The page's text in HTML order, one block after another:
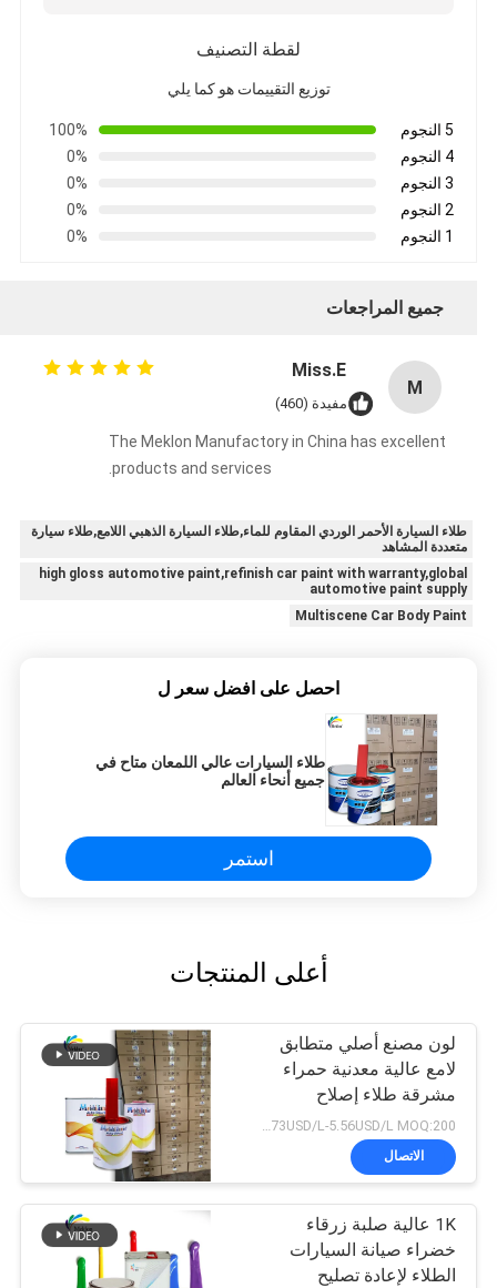
لقطة التصنيف
توزيع التقييمات هو كما يلي
5 النجوم
100%
4 النجوم
0%
3 النجوم
0%
2 النجوم
0%
1 النجوم
0%
جميع المراجعات
M
Miss.E
مفيدة (460)
The Meklon Manufactory in China has excellent
products and services.
طلاء السيارة الأحمر الوردي المقاوم للماء,طلاء السيارة الذهبي اللامع,طلاء سيارة
متعددة المشاهد
high gloss automotive paint,refinish car paint with warranty,global
automotive paint supply
Multiscene Car Body Paint
احصل على افضل سعر ل
طلاء السيارات عالي اللمعان متاح في
جميع أنحاء العالم
استمر
أعلى المنتجات
لون مصنع أصلي متطابق
لامع عالية معدنية حمراء
مشرقة طلاء إصلاح
السيارات
2.73USD/L-5.56USD/L MOQ:200 لتر
الاتصال
1K عالية صلبة زرقاء
خضراء صيانة السيارات
الطلاء لإعادة تصليح